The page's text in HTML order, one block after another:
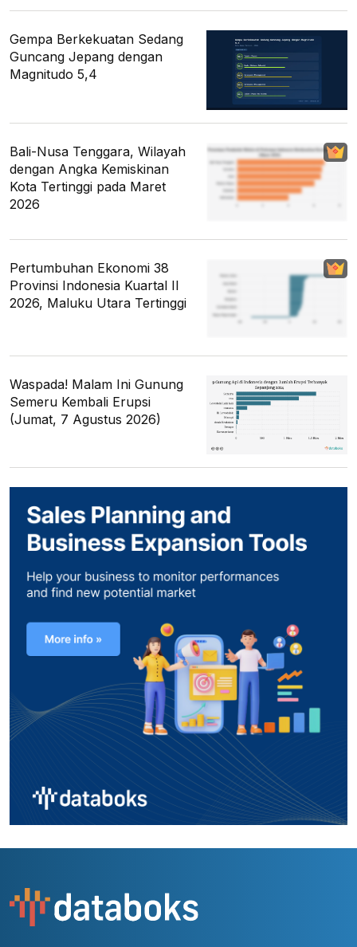
Gempa Berkekuatan Sedang
Guncang Jepang dengan
Magnitudo 5,4
Bali-Nusa Tenggara, Wilayah
dengan Angka Kemiskinan
Kota Tertinggi pada Maret
2026
Pertumbuhan Ekonomi 38
Provinsi Indonesia Kuartal II
2026, Maluku Utara Tertinggi
Waspada! Malam Ini Gunung
Semeru Kembali Erupsi
(Jumat, 7 Agustus 2026)